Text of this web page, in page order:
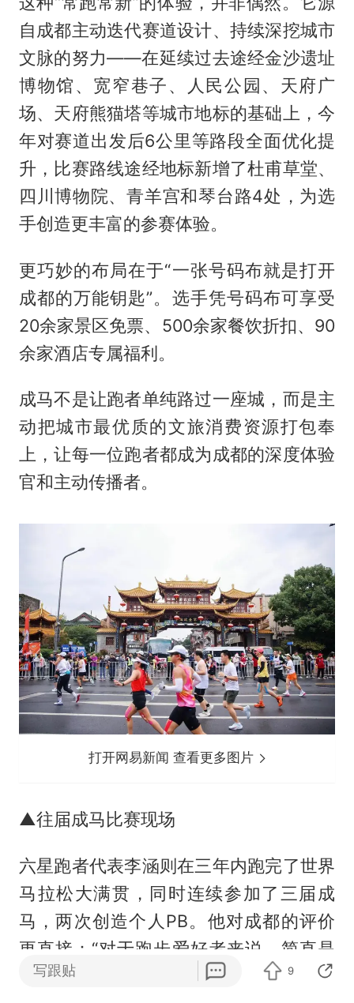
自成都主动迭代赛道设计、持续深挖城市
文脉的努力——在延续过去途经金沙遗址
博物馆、宽窄巷子、人民公园、天府广
场、天府熊猫塔等城市地标的基础上，今
年对赛道出发后6公里等路段全面优化提
升，比赛路线途经地标新增了杜甫草堂、
四川博物院、青羊宫和琴台路4处，为选
手创造更丰富的参赛体验。
更巧妙的布局在于“一张号码布就是打开
成都的万能钥匙”。选手凭号码布可享受
20余家景区免票、500余家餐饮折扣、90
余家酒店专属福利。
成马不是让跑者单纯路过一座城，而是主
动把城市最优质的文旅消费资源打包奉
上，让每一位跑者都成为成都的深度体验
官和主动传播者。
打开网易新闻 查看更多图片
▲往届成马比赛现场
六星跑者代表李涵则在三年内跑完了世界
马拉松大满贯，同时连续参加了三届成
马，两次创造个人PB。他对成都的评价
更直接：“对于跑步爱好者来说，简直是
天堂。这个城市有1500个公园，1万公里
写跟贴 9